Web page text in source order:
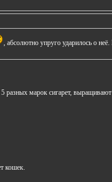
, абсолютно упруго ударилось о неё.
разных марок сигарет,
кошек.